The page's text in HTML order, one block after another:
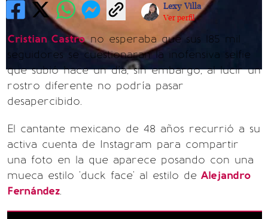
Lexy Villa
Ver perfil
Cristian Castrono esperaba que sus 185 mil
seguidores se cuestionaran la inofensiva selfie
que subió hace un día, sin embargo, al lucir un
rostro diferente no podría pasar
desapercibido.
El cantante mexicano de 48 años recurrió a su
activa cuenta de Instagram para compartir
una foto en la que aparece posando con una
mueca estilo 'duck face' al estilo de Alejandro
Fernández.